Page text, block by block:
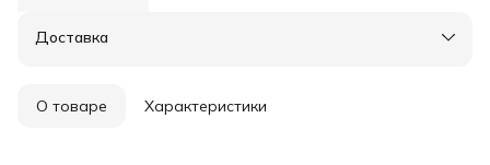
Доставка
О товаре Характеристики